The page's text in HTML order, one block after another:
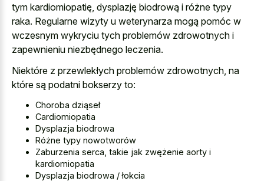
tym kardiomiopatię, dysplazję biodrową i różne typy
raka. Regularne wizyty u weterynarza mogą pomóc w
wczesnym wykryciu tych problemów zdrowotnych i
zapewnieniu niezbędnego leczenia.
Niektóre z przewlekłych problemów zdrowotnych, na
które są podatni bokserzy to:
Choroba dziąseł
Cardiomiopatia
Dysplazja biodrowa
Różne typy nowotworów
Zaburzenia serca, takie jak zwężenie aorty i
kardiomiopatia
Dysplazja biodrowa / łokcia